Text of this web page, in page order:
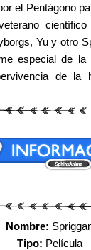
el Pentágono
Yu y otro
especial de la
de la
Nombre:
Tipo: Película